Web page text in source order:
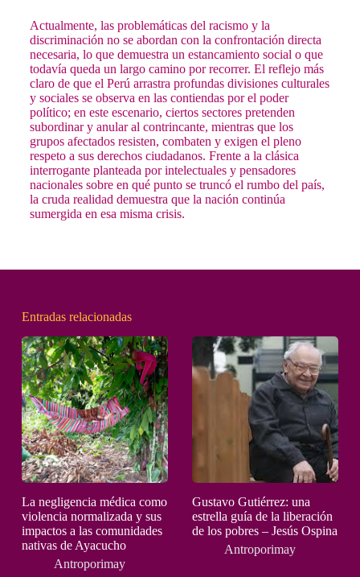
Actualmente, las problemáticas del racismo y la
discriminación no se abordan con la confrontación directa
necesaria, lo que demuestra un estancamiento social o que
todavía queda un largo camino por recorrer. El reflejo más
claro de que el Perú arrastra profundas divisiones culturales
y sociales se observa en las contiendas por el poder
político; en este escenario, ciertos sectores pretenden
subordinar y anular al contrincante, mientras que los
grupos afectados resisten, combaten y exigen el pleno
respeto a sus derechos ciudadanos. Frente a la clásica
interrogante planteada por intelectuales y pensadores
nacionales sobre en qué punto se truncó el rumbo del país,
la cruda realidad demuestra que la nación continúa
sumergida en esa misma crisis.
Entradas relacionadas
La negligencia médica como
violencia normalizada y sus
impactos a las comunidades
nativas de Ayacucho
Antroporimay
Gustavo Gutiérrez: una
estrella guía de la liberación
de los pobres – Jesús Ospina
Antroporimay